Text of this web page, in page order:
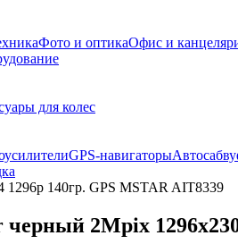
Фото и оптикаОфис и
для колес
GPS-навигаторы
1296p 140гр. GPS MSTAR AIT8339
2Mpix